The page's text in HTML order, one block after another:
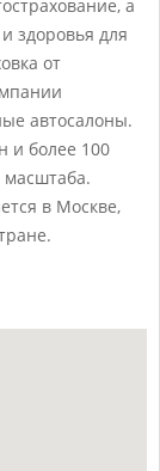
а
здоровья для
от
автосалоны.
и более 100
в Москве,